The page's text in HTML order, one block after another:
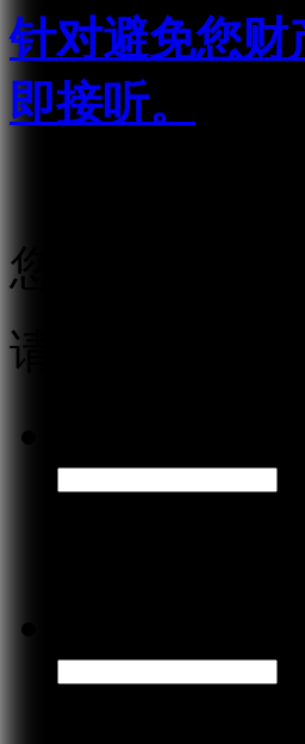
针对避免您财
即接听。
您还未绑定手
请绑定手机号